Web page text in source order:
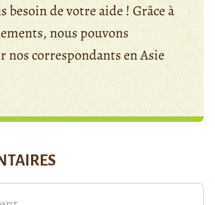
besoin de votre aide ! Grâce à
nous pouvons
nos correspondants en Asie